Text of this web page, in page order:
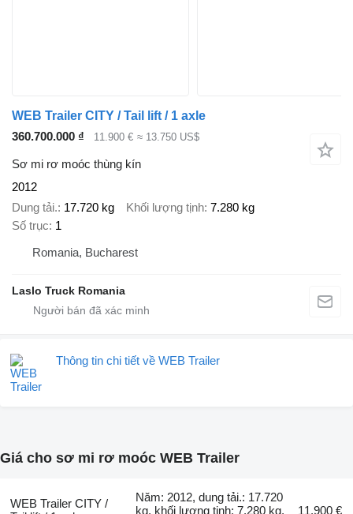
WEB Trailer CITY / Tail lift / 1 axle
360.700.000 ₫
11.900 € ≈ 13.750 US$
Sơ mi rơ moóc thùng kín
2012
Dung tải. 17.720 kg Khối lượng tịnh 7.280 kg
Số trục 1
Romania, Bucharest
Laslo Truck Romania
Thông tin chi tiết về WEB Trailer
Giá cho sơ mi rơ moóc WEB Trailer
WEB Trailer CITY /
Năm: 2012, dung tải.: 17.720
kg, khối lượng tịnh: 7.280 kg,
11.900 €